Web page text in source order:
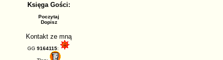
Księga Gości:
Poczytaj
Dopisz
Kontakt ze mną
GG 9164115: